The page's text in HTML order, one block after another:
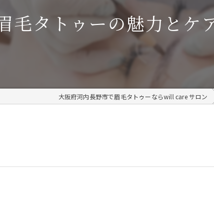
MRI
自然
サロン
毛タトゥーの魅力とケ
大阪府河内長野市で眉毛タトゥーならwill care サロン